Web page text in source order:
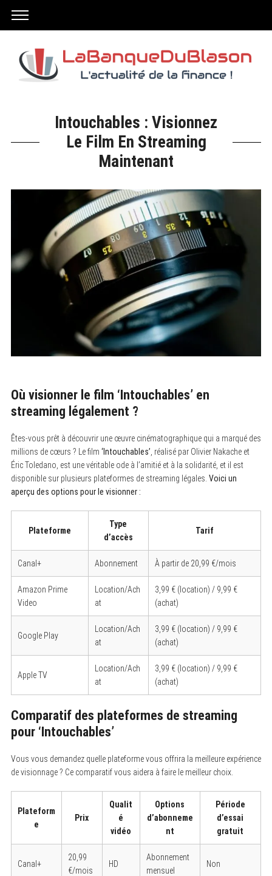
Intouchables : Visionnez
Le Film En Streaming
Maintenant
Où visionner le film ‘Intouchables’en
streaming légalement ?
Êtes-vous prêt à découvrir une œuvre cinématographique qui a marqué des
millions de cœurs ? Le film ‘Intouchables’ , réalisé par Olivier Nakache et
Éric Toledano, est une véritable ode à l’amitié et à la solidarité, et il est
disponible sur plusieurs plateformes de streaming légales. Voici un
aperçu des options pour le visionner :
Plateforme
Type
d’accès
Tarif
Canal+ Abonnement À partir de 20,99 €/mois
Amazon Prime
Video
Location/Ach
at
3,99 € (location) / 9,99 €
(achat)
Google Play
Location/Ach
at
3,99 € (location) / 9,99 €
(achat)
Apple TV
Location/Ach
at
3,99 € (location) / 9,99 €
(achat)
Comparatif des plateformes de streaming
pour ‘Intouchables’
Vous vous demandez quelle plateforme vous offrira la meilleure expérience
de visionnage ? Ce comparatif vous aidera à faire le meilleur choix.
Plateform
e
Prix
Qualit
é
vidéo
Options
d’abonneme
nt
Période
d’essai
gratuit
Canal+
20,99
€/mois
HD
Abonnement
mensuel
Non